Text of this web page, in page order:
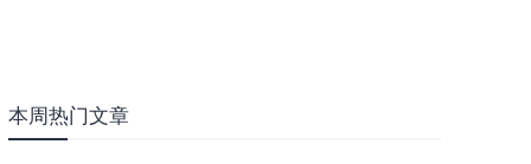
本周热门文章